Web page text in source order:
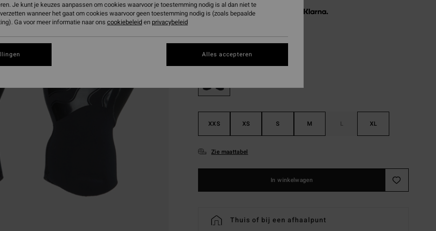
Betaal 3 x € 19,98, zonder rente met
KleurBlack
XXS XS S M L XL
Zie maattabel
In winkelwagen
Thuis of bij een afhaalpunt
Je kunt je keuzes aanpassen om cookies waarvoor je toestemming nodig is al dan niet te
wanneer het gaat om cookies waarvoor geen toestemming nodig is (zoals bepaalde
Ga voor meer informatie naar ons cookiebeleiden privacybeleid
Alles accepteren